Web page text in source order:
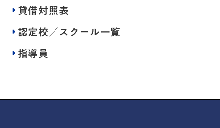
貸借対照表
認定校／スクール一覧
指導員